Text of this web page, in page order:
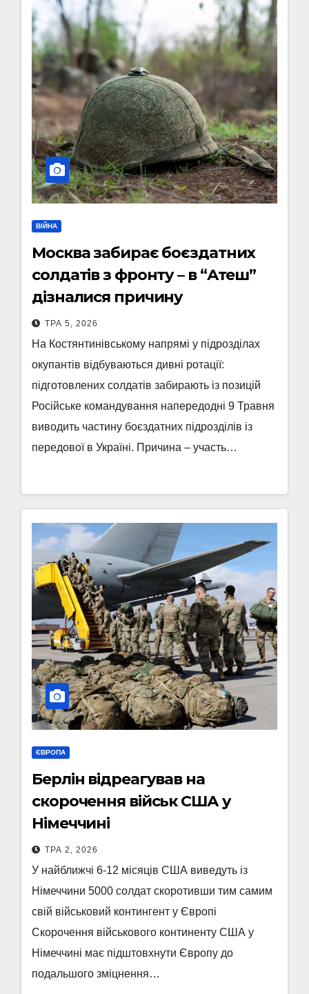
ВІЙНА
Москва забирає боєздатних
солдатів з фронту – в “Атеш”
дізналися причину
ТРА 5, 2026
На Костянтинівському напрямі у підрозділах
окупантів відбуваються дивні ротації:
підготовлених солдатів забирають із позицій
Російське командування напередодні 9 Травня
виводить частину боєздатних підрозділів із
передової в Україні. Причина – участь…
ЄВРОПА
Берлін відреагував на
скорочення військ США у
Німеччині
ТРА 2, 2026
У найближчі 6-12 місяців США виведуть із
Німеччини 5000 солдат скоротивши тим самим
свій військовий контингент у Європі
Скорочення військового континенту США у
Німеччині має підштовхнути Європу до
подальшого зміцнення…